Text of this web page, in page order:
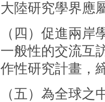
大陸研究學界應
（四）促進兩
一般性的交流互
作性研究計畫，
（五）為全球